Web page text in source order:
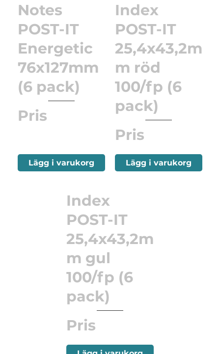
Notes
POST-IT
Energetic
76x127mm
(6 pack)
Pris
Lägg i varukorg
Index
POST-IT
25,4x43,2m
m röd
100/fp (6
pack)
Pris
Lägg i varukorg
Index
POST-IT
25,4x43,2m
m gul
100/fp (6
pack)
Pris